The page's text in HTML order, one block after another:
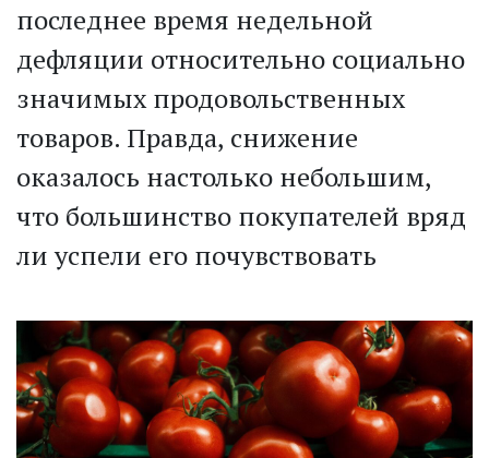
последнее время недельной
дефляции относительно социально
значимых продовольственных
товаров. Правда, снижение
оказалось настолько небольшим,
что большинство покупателей вряд
ли успели его почувствовать